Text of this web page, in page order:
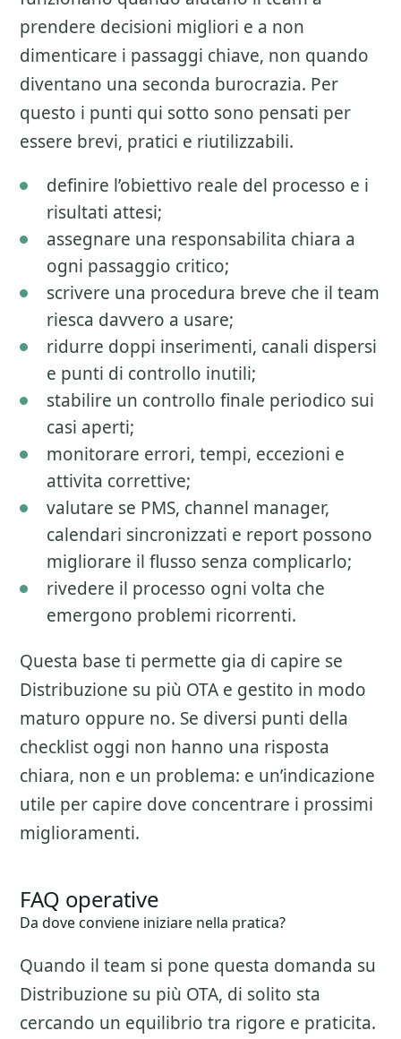
prendere decisioni migliori e a non
dimenticare i passaggi chiave, non quando
diventano una seconda burocrazia. Per
questo i punti qui sotto sono pensati per
essere brevi, pratici e riutilizzabili.
definire l’obiettivo reale del processo e i
risultati attesi;
assegnare una responsabilita chiara a
ogni passaggio critico;
scrivere una procedura breve che il team
riesca davvero a usare;
ridurre doppi inserimenti, canali dispersi
e punti di controllo inutili;
stabilire un controllo finale periodico sui
casi aperti;
monitorare errori, tempi, eccezioni e
attivita correttive;
valutare se PMS, channel manager,
calendari sincronizzati e report possono
migliorare il flusso senza complicarlo;
rivedere il processo ogni volta che
emergono problemi ricorrenti.
Questa base ti permette gia di capire se
Distribuzione su più OTA e gestito in modo
maturo oppure no. Se diversi punti della
checklist oggi non hanno una risposta
chiara, non e un problema: e un’indicazione
utile per capire dove concentrare i prossimi
miglioramenti.
FAQ operative
Da dove conviene iniziare nella pratica?
Quando il team si pone questa domanda su
Distribuzione su più OTA, di solito sta
cercando un equilibrio tra rigore e praticita.